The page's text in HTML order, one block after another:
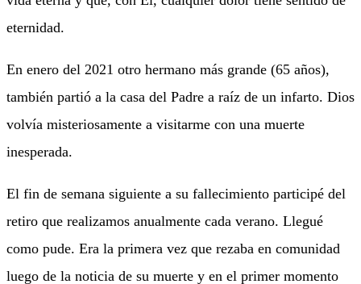
eternidad.
En enero del 2021 otro hermano más grande (65 años),
también partió a la casa del Padre a raíz de un infarto. Dios
volvía misteriosamente a visitarme con una muerte
inesperada.
El fin de semana siguiente a su fallecimiento participé del
retiro que realizamos anualmente cada verano. Llegué
como pude. Era la primera vez que rezaba en comunidad
luego de la noticia de su muerte y en el primer momento